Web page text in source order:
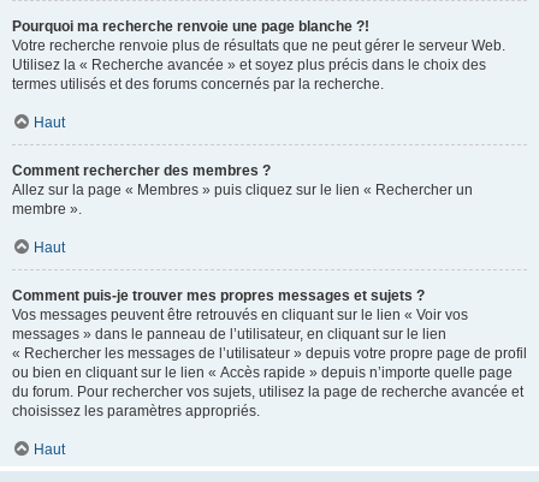
Pourquoi ma recherche renvoie une page blanche ?!
Votre recherche renvoie plus de résultats que ne peut gérer le serveur Web.
Utilisez la « Recherche avancée » et soyez plus précis dans le choix des
termes utilisés et des forums concernés par la recherche.
Haut
Comment rechercher des membres ?
Allez sur la page « Membres » puis cliquez sur le lien « Rechercher un
membre ».
Haut
Comment puis-je trouver mes propres messages et sujets ?
Vos messages peuvent être retrouvés en cliquant sur le lien « Voir vos
messages » dans le panneau de l’utilisateur, en cliquant sur le lien
« Rechercher les messages de l’utilisateur » depuis votre propre page de profil
ou bien en cliquant sur le lien « Accès rapide » depuis n’importe quelle page
du forum. Pour rechercher vos sujets, utilisez la page de recherche avancée et
choisissez les paramètres appropriés.
Haut